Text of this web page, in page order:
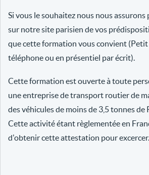
Si vous le souhaitez nous nous
sur notre site parisien de vos
que cette formation vous convient
téléphone ou en présentiel par écrit).
Cette formation est ouverte à toute
une entreprise de transport routier de
des véhicules de moins de 3,5 tonnes de
Cette activité étant règlementée en
d'obtenir cette attestation pour excercer.